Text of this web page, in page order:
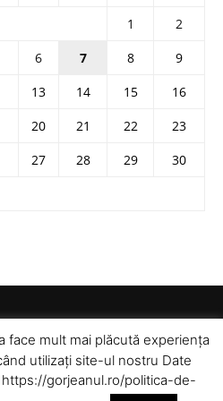
1
2
6 7 8
9
13 14 15
16
20 21 22
23
27 28 29
30
face mult mai plăcută experiența
utilizați site-ul nostru Date
gorjeanul.ro/politica-de-